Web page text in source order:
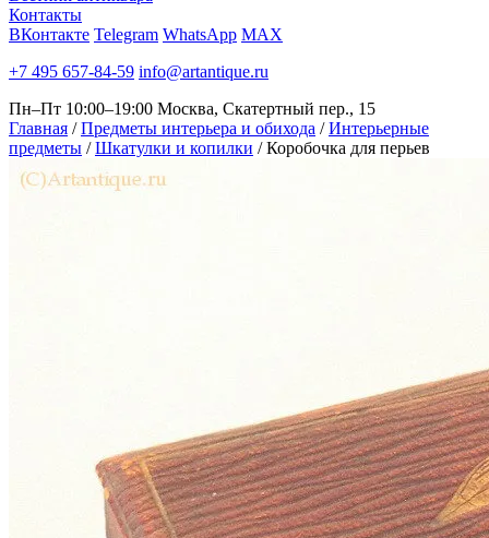
Контакты
ВКонтакте Telegram WhatsApp MAX
+7 495 657-84-59 info@artantique.ru
Пн–Пт 10:00–19:00 Москва, Скатертный пер., 15
Главная / Предметы интерьера и обихода / Интерьерные
предметы / Шкатулки и копилки / Коробочка для перьев